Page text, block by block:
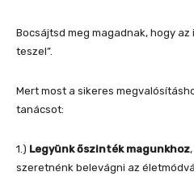
Bocsájtsd meg magadnak, hogy
teszel”.
Mert most a sikeres
tanácsot:
1.) Legyünk őszinték magunkhoz
szeretnénk belevágni az